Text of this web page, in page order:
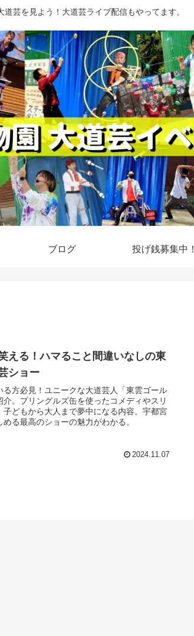
道芸を見よう！大道芸ライブ配信もやってます。
ブログ 投げ銭募集中！
える！ハマること間違いなしの東
ショー
る方必見！ユニークな大道芸人「東雲ゴール
介。プリングルズ缶を使ったコメディやスリ
子どもから大人まで夢中になる内容。宇都宮
る最高のショーの魅力がわかる。
2024.11.07